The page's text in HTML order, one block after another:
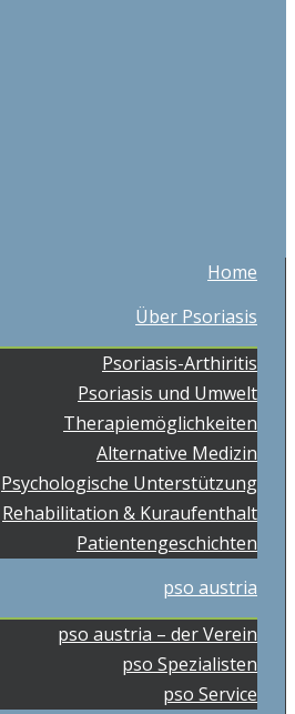
Home
Über Psoriasis
Psoriasis-Arthiritis
Psoriasis und Umwelt
Therapiemöglichkeiten
Alternative Medizin
Psychologische Unterstützung
Rehabilitation & Kuraufenthalt
Patientengeschichten
pso austria
pso austria – der Verein
pso Spezialisten
pso Service